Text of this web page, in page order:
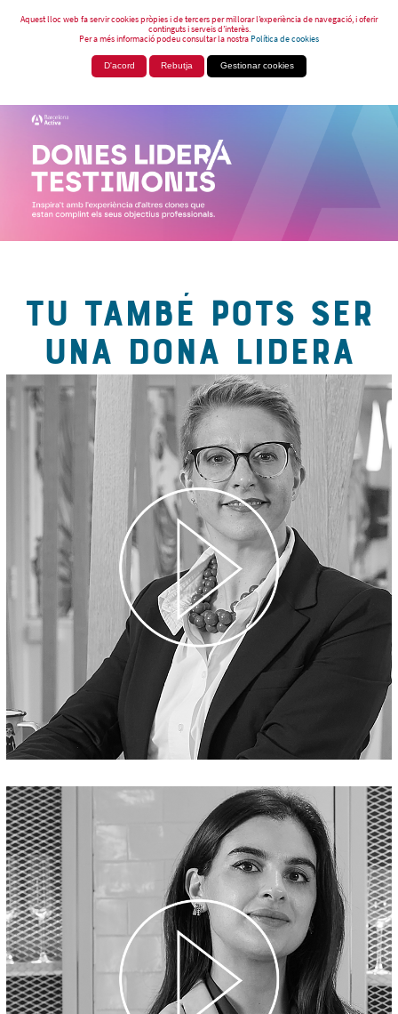
Aquest lloc web fa servir cookies pròpies i de tercers per millorar l’experiència de navegació, i oferir
continguts i serveis d’interès.
Per a més informació podeu consultar la nostraPolítica de cookies
D'acord Rebutja Gestionar cookies
TU TAMBÉ POTS SER
UNA DONA LIDERA